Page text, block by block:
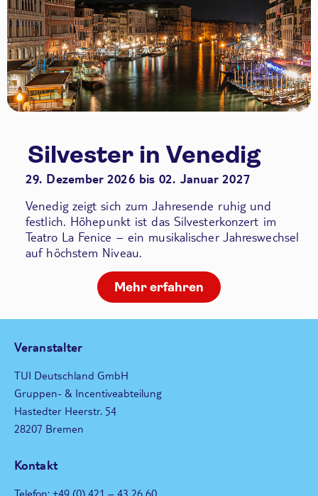
Silvester in Venedig
29. Dezember 2026 bis 02. Januar 2027
Venedig zeigt sich zum Jahresende ruhig und
festlich. Höhepunkt ist das Silvesterkonzert im
Teatro La Fenice – ein musikalischer Jahreswechsel
auf höchstem Niveau.
Mehr erfahren
Veranstalter
TUI Deutschland GmbH
Gruppen- & Incentiveabteilung
Hastedter Heerstr. 54
28207 Bremen
Kontakt
Telefon: +49 (0) 421 – 43 26 60